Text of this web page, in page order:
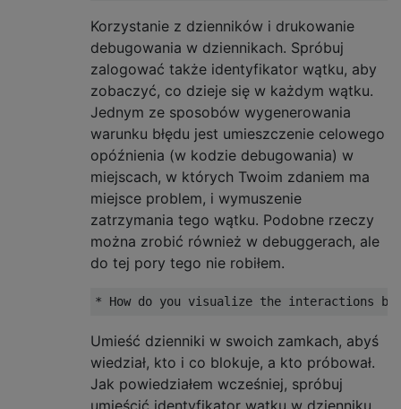
Korzystanie z dzienników i drukowanie
debugowania w dziennikach. Spróbuj
zalogować także identyfikator wątku, aby
zobaczyć, co dzieje się w każdym wątku.
Jednym ze sposobów wygenerowania
warunku błędu jest umieszczenie celowego
opóźnienia (w kodzie debugowania) w
miejscach, w których Twoim zdaniem ma
miejsce problem, i wymuszenie
zatrzymania tego wątku. Podobne rzeczy
można zrobić również w debuggerach, ale
do tej pory tego nie robiłem.
Umieść dzienniki w swoich zamkach, abyś
wiedział, kto i co blokuje, a kto próbował.
Jak powiedziałem wcześniej, spróbuj
umieścić identyfikator wątku w dzienniku,